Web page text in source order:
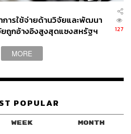
ารใช้จ่ายด้านวิจัยและพัฒนา
ถูกอ้างอิงสูงสุดแซงสหรัฐฯ
127
MORE
POPULAR
WEEK MONTH